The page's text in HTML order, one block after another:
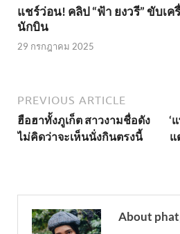
แชร์ว่อน! คลิป “ฟ้า ยงวรี” ขับเค
นักบิน
29 กรกฎาคม 2025
PREVIOUS ARTICLE
ฮือฮาทั้งภูเก็ต สาวงามชื่อดัง
ไม่คิดว่าจะเห็นนั่งกินตรงนี้
‘
แ
About